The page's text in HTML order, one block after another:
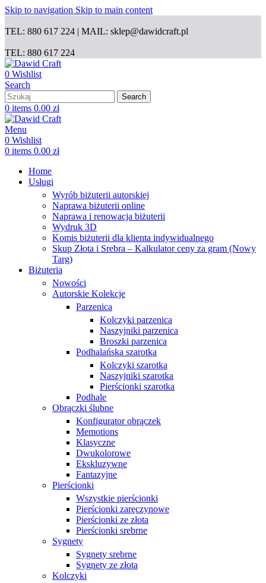
Skip to navigation Skip to main content
TEL: 880 617 224 | MAIL: sklep@dawidcraft.pl
TEL: 880 617 224
0 Wishlist
Search
Search
0 items 0.00 zł
Menu
0 Wishlist
0 items 0.00 zł
Home
Usługi
Wyrób biżuterii autorskiej
Naprawa biżuterii online
Naprawa i renowacja biżuterii
Wydruk 3D
Komis biżuterii dla klienta indywidualnego
Skup Złota i Srebra – Kalkulator ceny za gram (Nowy
Targ)
Biżuteria
Nowości
Autorskie Kolekcje
Parzenica
Kolczyki parzenica
Naszyjniki parzenica
Broszki parzenica
Podhalańska szarotka
Kolczyki szarotka
Naszyjniki szarotka
Pierścionki szarotka
Podhale
Obrączki ślubne
Konfigurator obrączek
Memotions
Klasyczne
Dwukolorowe
Ekskluzywne
Fantazyjne
Pierścionki
Wszystkie pierścionki
Pierścionki zaręczynowe
Pierścionki ze złota
Pierścionki srebrne
Sygnety
Sygnety srebrne
Sygnety ze złota
Kolczyki